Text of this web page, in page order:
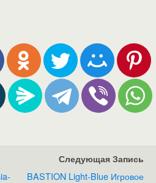
Следующая Запись
BASTION Light-Blue Игровое